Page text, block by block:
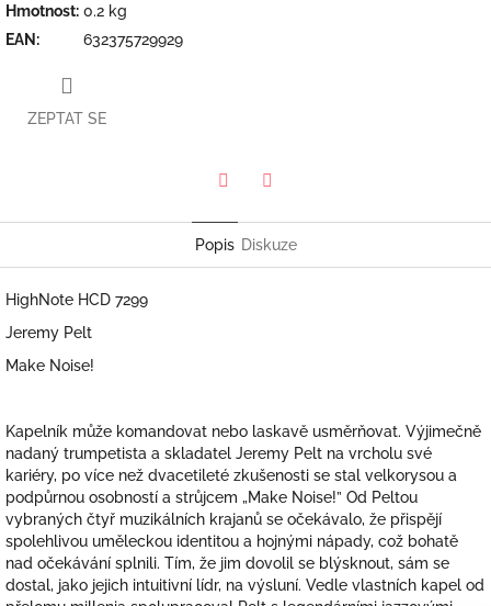
Hmotnost: 0.2 kg
EAN : 632375729929
ZEPTAT SE
Popis Diskuze
HighNote HCD 7299
Jeremy Pelt
Make Noise!
Kapelník může komandovat nebo laskavě usměrňovat. Výjimečně
nadaný trumpetista a skladatel Jeremy Pelt na vrcholu své
kariéry, po více než dvacetileté zkušenosti se stal velkorysou a
podpůrnou osobností a strůjcem „Make Noise!” Od Peltou
vybraných čtyř muzikálních krajanů se očekávalo, že přispějí
spolehlivou uměleckou identitou a hojnými nápady, což bohatě
nad očekávání splnili. Tím, že jim dovolil se blýsknout, sám se
dostal, jako jejich intuitivní lídr, na výsluní. Vedle vlastních kapel od